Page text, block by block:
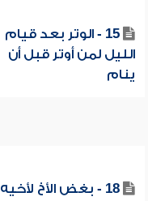
15 - الوتر بعد قيام
الليل لمن أوتر قبل أن
ينام
18 - بغض الأخ لأخيه